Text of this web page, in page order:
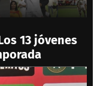
13 jóvenes